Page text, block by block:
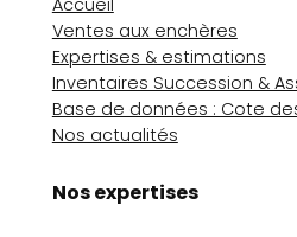
Ventes aux enchères
Expertises & estimations
Inventaires Succession &
Base de données : Cote
Nos actualités
Nos expertises